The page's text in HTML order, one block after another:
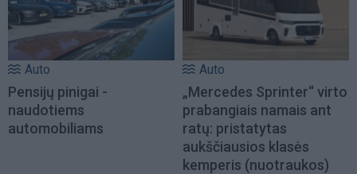
Auto
Pensijų pinigai -
naudotiems
automobiliams
Auto
„Mercedes Sprinter“ virto
prabangiais namais ant
ratų: pristatytas
aukščiausios klasės
kemperis (nuotraukos)